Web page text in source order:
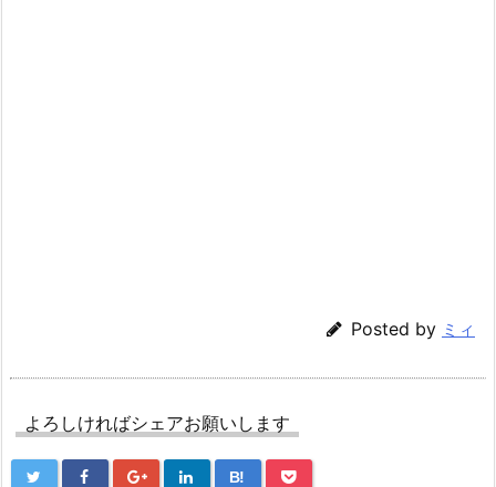
Posted by ミィ
よろしければシェアお願いします
B!